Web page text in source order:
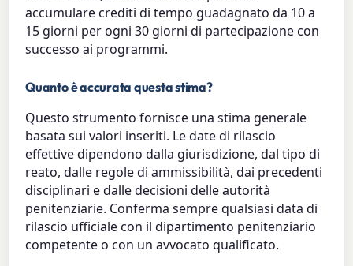
accumulare crediti di tempo guadagnato da 10 a
15 giorni per ogni 30 giorni di partecipazione con
successo ai programmi.
Quanto è accurata questa stima?
Questo strumento fornisce una stima generale
basata sui valori inseriti. Le date di rilascio
effettive dipendono dalla giurisdizione, dal tipo di
reato, dalle regole di ammissibilità, dai precedenti
disciplinari e dalle decisioni delle autorità
penitenziarie. Conferma sempre qualsiasi data di
rilascio ufficiale con il dipartimento penitenziario
competente o con un avvocato qualificato.